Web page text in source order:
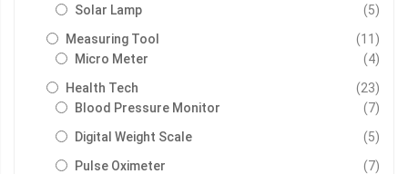
Solar Lamp 5รายก
Measuring Tool 11 รายก
Micro Meter
4รายก
Health Tech 23รายก
Blood Pressure Monitor
7รายก
Digital Weight Scale 5รายก
Pulse Oximeter 7รายก